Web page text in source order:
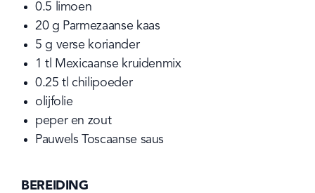
0.5 limoen
20 g Parmezaanse kaas
5 g verse koriander
1 tl
Mexicaanse kruidenmix
0.25 tl chilipoeder
olijfolie
peper en zout
Pauwels Toscaanse saus
BEREIDING